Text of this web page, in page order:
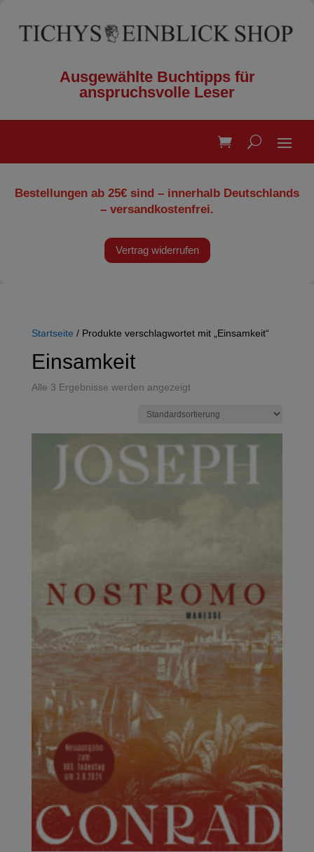
Ausgewählte Buchtipps für
anspruchsvolle Leser
Bestellungen ab 25€ sind – innerhalb Deutschlands
– versandkostenfrei.
Vertrag widerrufen
Startseite / Produkte verschlagwortet mit „Einsamkeit“
Einsamkeit
Alle 3 Ergebnisse werden angezeigt